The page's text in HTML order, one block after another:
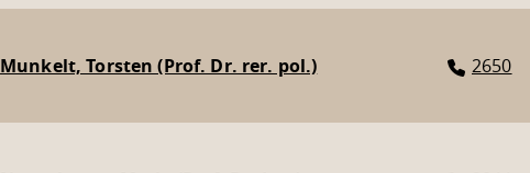
Munkelt, Torsten (Prof. Dr. rer. pol.) 2650